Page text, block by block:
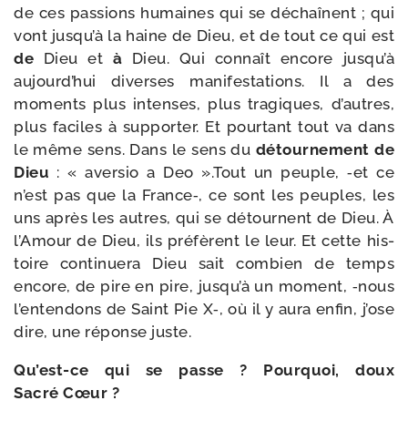
de ces pas­sions humaines qui se déchaînent ; qui
vont jusqu’à la haine de Dieu, et de tout ce qui est
de Dieu et à Dieu. Qui connaît encore jusqu’à
aujourd’hui diverses mani­fes­ta­tions. Il a des
moments plus intenses, plus tra­giques, d’autres,
plus faciles à sup­por­ter. Et pour­tant tout va dans
le même sens. Dans le sens du détour­ne­ment de
Dieu : « aver­sio a Deo ».Tout un peuple, ‑et ce
n’est pas que la France‑, ce sont les peuples, les
uns après les autres, qui se détournent de Dieu. À
l’Amour de Dieu, ils pré­fèrent le leur. Et cette his­
toire conti­nue­ra Dieu sait com­bien de temps
encore, de pire en pire, jusqu’à un moment, ‑nous
l’entendons de Saint Pie X‑, où il y aura enfin, j’ose
dire, une réponse juste.
Qu’est-ce qui se passe ? Pourquoi, doux
Sacré Cœur ?